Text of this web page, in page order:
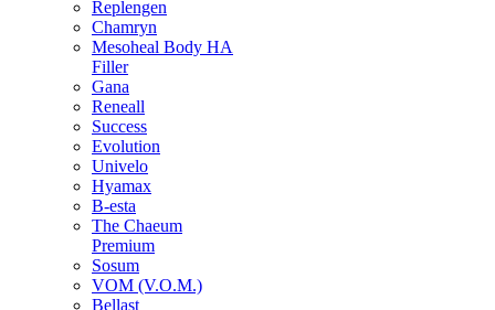
Replengen
Chamryn
Mesoheal Body HA
Filler
Gana
Reneall
Success
Evolution
Univelo
Hyamax
B-esta
The Chaeum
Premium
Sosum
VOM (V.O.M.)
Bellast